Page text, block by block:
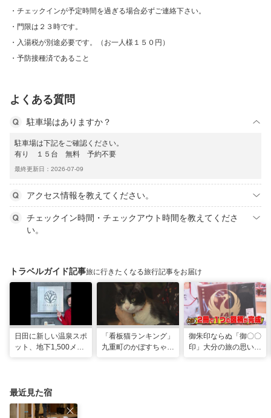
チェックインが予定時間を過ぎる場合必ずご連絡下さい。
門限は２３時です。
入湯税が別途必要です。（お一人様１５０円）
予防接種済であること
よくある質問
駐車場はありますか？
駐車場は下記をご確認ください。
有り １５台 無料 予約不要
最終更新日：2026-07-09
アクセス情報を教えてください。
チェックイン時間・チェックアウト時間を教えてくださ
い。
トラベルガイド記事旅に行きたくなる旅行記事をお届け
日田に新しい温泉スポ
ット、地下1,500メー
「看板猫ランキング」
九重町のかぼすちゃ
御朱印ならぬ「御〇〇
印」大分の旅の思い出
最近見た宿